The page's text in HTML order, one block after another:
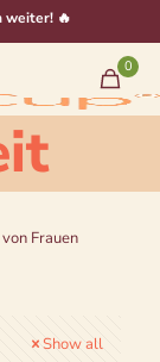
weiter! 🔥
0
Frauen
Show all